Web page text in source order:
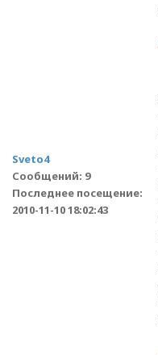
Sveto4
Сообщений: 9
Последнее посещение:
2010-11-10 18:02:43